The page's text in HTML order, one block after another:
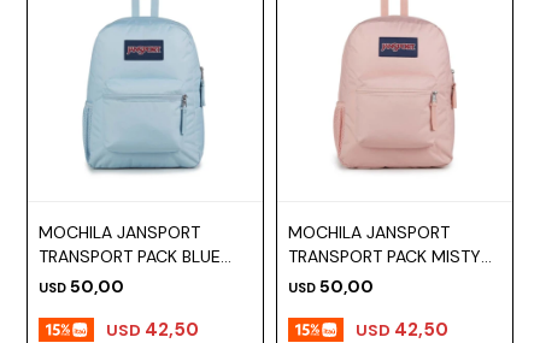
MOCHILA JANSPORT
TRANSPORT PACK BLUE
DESK
USD 50,00
USD 42,50
MOCHILA JANSPORT
TRANSPORT PACK MISTY
ROSE
USD 50,00
USD 42,50